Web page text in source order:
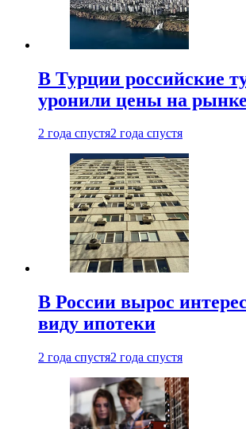
В Турции российские
уронили цены на
2 года спустя2 года спустя
В России вырос
виду ипотеки
2 года спустя2 года спустя